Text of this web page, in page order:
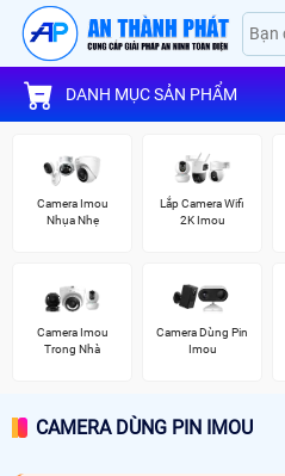
DANH MỤC SẢN PHẨM
Camera Imou
Nhụa Nhẹ
Lắp Camera Wifi
2K Imou
Camera Imou
Trong Nhà
Camera Dùng Pin
Imou
CAMERA DÙNG PIN IMOU